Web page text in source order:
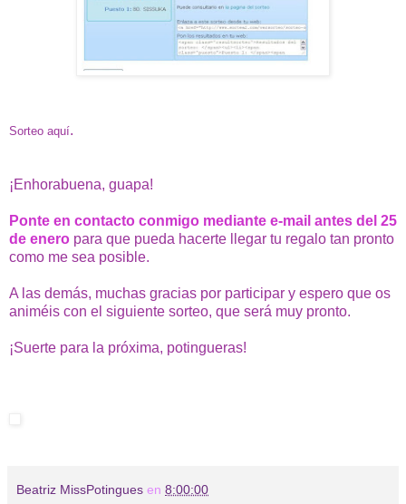
Sorteo aquí.
¡Enhorabuena, guapa!
Ponte en contacto conmigo mediante e-mail antes del 25
de enero para que pueda hacerte llegar tu regalo tan pronto
como me sea posible.
A las demás, muchas gracias por participar y espero que os
animéis con el siguiente sorteo, que será muy pronto.
¡Suerte para la próxima, potingueras!
Beatriz MissPotingues en 8:00:00